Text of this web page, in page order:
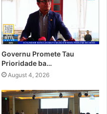
Governu Promete Tau
Prioridade ba…
August 4, 2026